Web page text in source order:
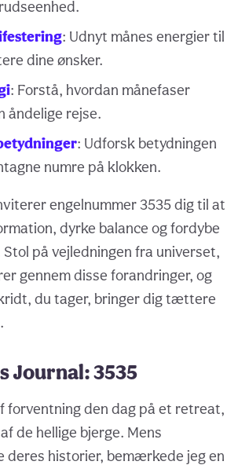
: Udnyt månes energier til
dine ønsker.
: Forstå, hvordan månefaser
åndelige rejse.
: Udforsk betydningen
numre på klokken.
engelnummer 3535 dig til at
dyrke balance og fordybe
på vejledningen fra universet,
gennem disse forandringer, og
du tager, bringer dig tættere
Journal: 3535
forventning den dag på et retreat,
de hellige bjerge. Mens
deres historier, bemærkede jeg en